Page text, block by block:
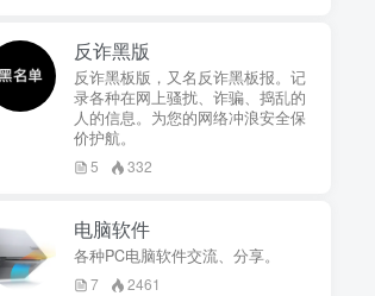
反诈黑版
反诈黑板版，又名反诈黑板报。记
录各种在网上骚扰、诈骗、捣乱的
人的信息。为您的网络冲浪安全保
价护航。
5 332
电脑软件
各种PC电脑软件交流、分享。
7 2461